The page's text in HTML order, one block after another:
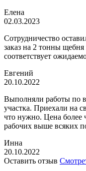
Елена
02.03.2023
Сотрудничество
заказ на 2 тонны
соответствует
Евгений
20.10.2022
Выполняли работы по
участка. Приехали на
что нужно. Цена более
рабочих выше всяких
Инна
20.10.2022
Оставить отзыв